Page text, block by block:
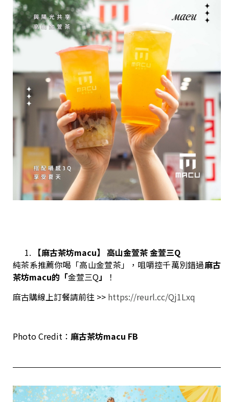
【麻古茶坊macu】 高山金萱茶 金萱三Q
純茶系推薦你喝「高山金萱茶」，咀嚼控千萬別錯過麻古
茶坊macu的「金萱三Q」
！
麻古購線上訂餐請前往 >> ​ https://reurl.cc/Qj1Lxq​
Photo Credit： 麻古茶坊macu FB